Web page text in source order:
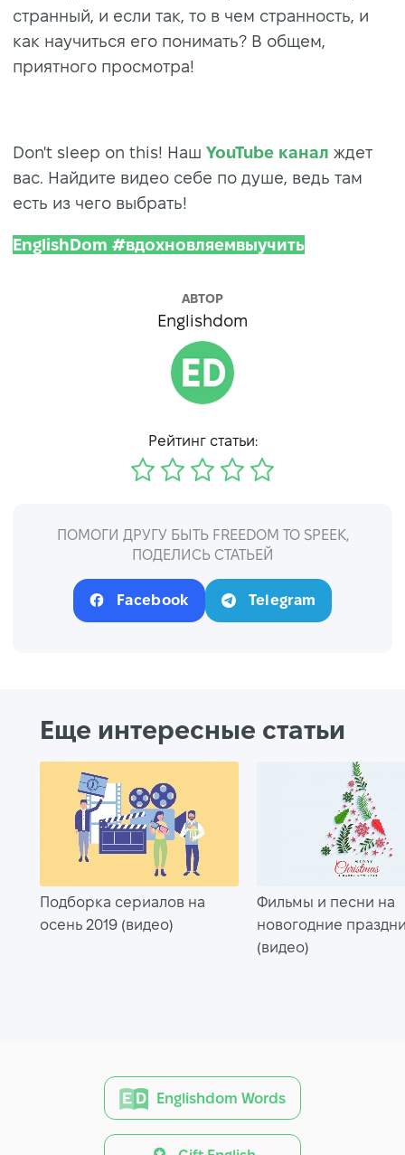
странный, и если так, то в чем странность, и
как научиться его понимать? В общем,
приятного просмотра!
Don't sleep on this! Наш YouTube канал ждет
вас. Найдите видео себе по душе, ведь там
есть из чего выбрать!
EnglishDom #вдохновляемвыучить
АВТОР
Englishdom
Рейтинг статьи:
ПОМОГИ ДРУГУ БЫТЬ FREEDOM TO SPEEK,
ПОДЕЛИСЬ СТАТЬЕЙ
Facebook Telegram
Еще интересные статьи
Подборка сериалов на
осень 2019 (видео)
Фильмы и песни на
новогодние
(видео)
Englishdom Words